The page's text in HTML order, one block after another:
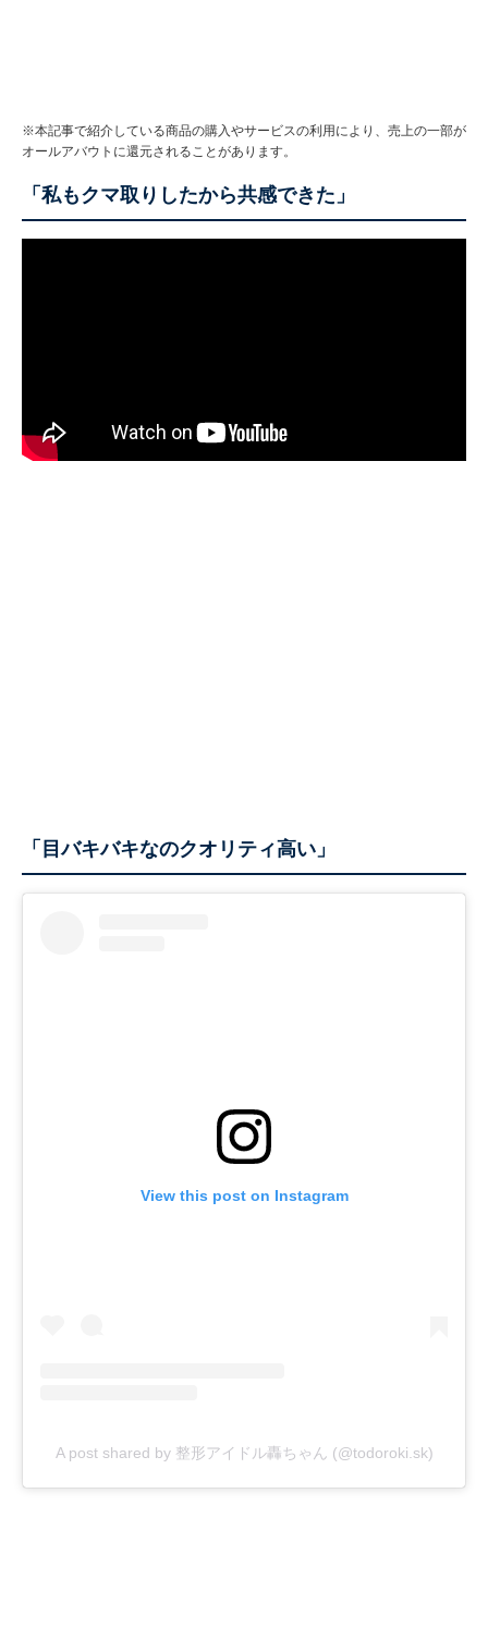
※本記事で紹介している商品の購入やサービスの利用により、売上の一部が
オールアバウトに還元されることがあります。
「私もクマ取りしたから共感できた」
「目バキバキなのクオリティ高い」
View this post on Instagram
A post shared by 整形アイドル轟ちゃん (@todoroki.sk)